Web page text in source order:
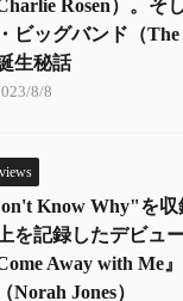
Charlie Rosen）。そ
ビッグバンド（The
生秘話
8/8
Know Why"を収
を記録したデビュ
Come Away with Me
Norah Jones）